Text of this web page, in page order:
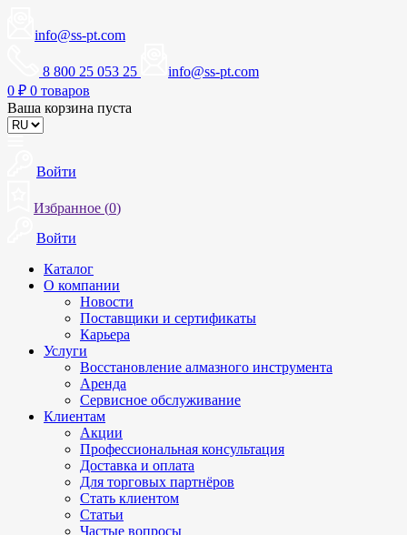
info@ss-pt.com
8 800 25 053 25
info@ss-pt.com
0 ₽ 0 товаров
Ваша корзина пуста
Войти
Избранное (0)
Войти
Каталог
О компании
Новости
Поставщики и сертификаты
Карьера
Услуги
Восстановление алмазного инструмента
Аренда
Сервисное обслуживание
Клиентам
Акции
Профессиональная консультация
Доставка и оплата
Для торговых партнёров
Стать клиентом
Статьи
Частые вопросы